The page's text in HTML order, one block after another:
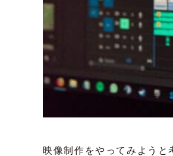
映像制作をやってみようと